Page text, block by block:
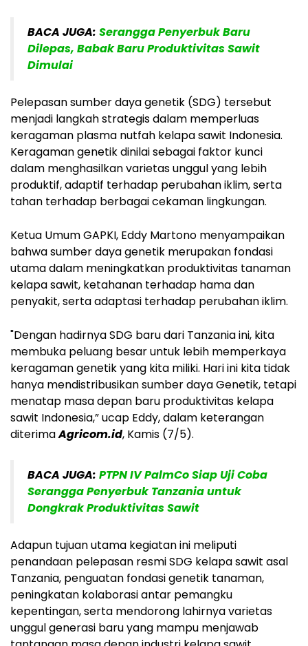
BACA JUGA: Serangga Penyerbuk Baru
Dilepas, Babak Baru Produktivitas Sawit
Dimulai
Pelepasan sumber daya genetik (SDG) tersebut
menjadi langkah strategis dalam memperluas
keragaman plasma nutfah kelapa sawit Indonesia.
Keragaman genetik dinilai sebagai faktor kunci
dalam menghasilkan varietas unggul yang lebih
produktif, adaptif terhadap perubahan iklim, serta
tahan terhadap berbagai cekaman lingkungan.
Ketua Umum GAPKI, Eddy Martono menyampaikan
bahwa sumber daya genetik merupakan fondasi
utama dalam meningkatkan produktivitas tanaman
kelapa sawit, ketahanan terhadap hama dan
penyakit, serta adaptasi terhadap perubahan iklim.
"Dengan hadirnya SDG baru dari Tanzania ini, kita
membuka peluang besar untuk lebih memperkaya
keragaman genetik yang kita miliki. Hari ini kita tidak
hanya mendistribusikan sumber daya Genetik, tetapi
menatap masa depan baru produktivitas kelapa
sawit Indonesia,” ucap Eddy, dalam keterangan
diterimaAgricom.id, Kamis (7/5).
BACA JUGA: PTPN IV PalmCo Siap Uji Coba
Serangga Penyerbuk Tanzania untuk
Dongkrak Produktivitas Sawit
Adapun tujuan utama kegiatan ini meliputi
penandaan pelepasan resmi SDG kelapa sawit asal
Tanzania, penguatan fondasi genetik tanaman,
peningkatan kolaborasi antar pemangku
kepentingan, serta mendorong lahirnya varietas
unggul generasi baru yang mampu menjawab